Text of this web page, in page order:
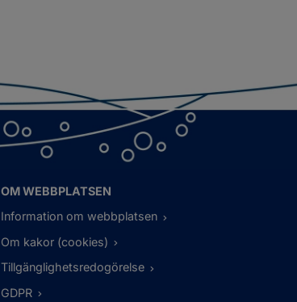
OM WEBBPLATSEN
Information om webbplatsen
Om kakor (cookies)
Tillgänglighetsredogörelse
GDPR